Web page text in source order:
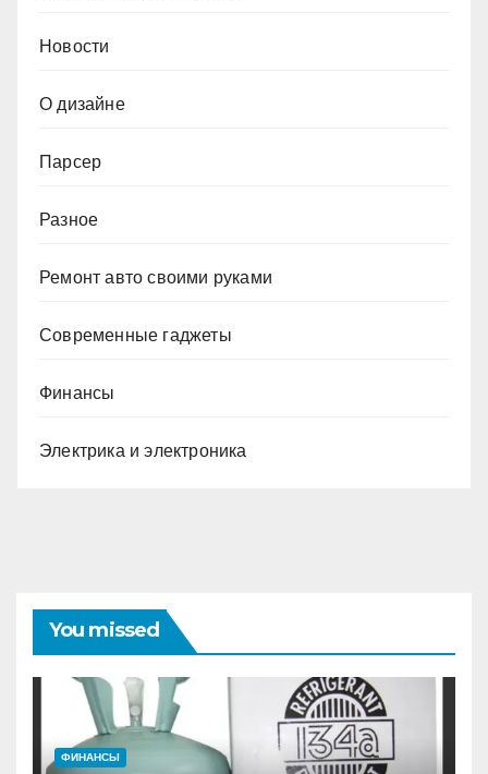
Новости
О дизайне
Парсер
Разное
Ремонт авто своими руками
Современные гаджеты
Финансы
Электрика и электроника
You missed
ФИНАНСЫ